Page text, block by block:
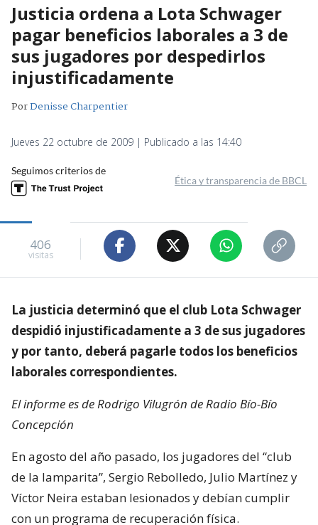
Justicia ordena a Lota Schwager
pagar beneficios laborales a 3 de
sus jugadores por despedirlos
injustificadamente
PorDenisse Charpentier
Jueves 22 octubre de 2009 | Publicado a las 14:40
Seguimos criterios de
Ética y transparencia de BBCL
406
visitas
La justicia determinó que el club Lota Schwager
despidió injustificadamente a 3 de sus jugadores
y por tanto, deberá pagarle todos los beneficios
laborales correspondientes.
El informe es de Rodrigo Vilugrón de Radio Bío-Bío
Concepción
En agosto del año pasado, los jugadores del “club
de la lamparita”, Sergio Rebolledo, Julio Martínez y
Víctor Neira estaban lesionados y debían cumplir
con un programa de recuperación física.